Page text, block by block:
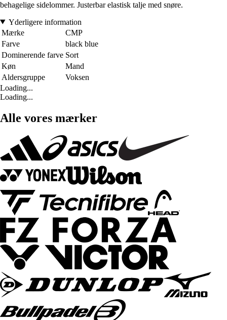
behagelige sidelommer. Justerbar elastisk talje med snøre.
Yderligere information
Mærke
CMP
Farve
black blue
Dominerende farve Sort
Køn
Mand
Aldersgruppe
Voksen
Loading...
Loading...
Alle vores mærker